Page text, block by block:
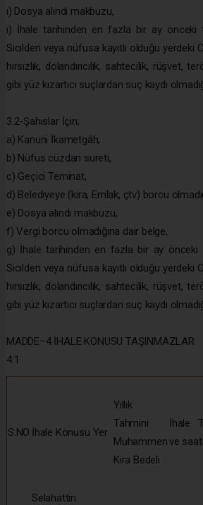
ı) Dosya alındı makbuzu,
i) İhale tarihinden en fazla bir ay önceki
Sicilden veya nüfusa kayıtlı olduğu yerdeki
hırsızlık, dolandırıcılık, sahtecilik, rüşvet,
gibi yüz kızartıcı suçlardan suç kaydı
3.2-Şahıslar İçin;
a) Kanuni İkametgâh,
b) Nüfus cüzdan sureti,
c) Geçici Teminat,
d) Belediyeye (kira, Emlak, çtv) borcu
e) Dosya alındı makbuzu,
f) Vergi borcu olmadığına dair belge,
g) İhale tarihinden en fazla bir ay önceki
Sicilden veya nüfusa kayıtlı olduğu yerdeki
hırsızlık, dolandırıcılık, sahtecilik, rüşvet,
gibi yüz kızartıcı suçlardan suç kaydı
MADDE–4 İHALE KONUSU TAŞINMAZLAR
4.1
S.NO İhale Konusu Yer
Yıllık
Tahmini
Muhammen
Kira Bedeli
İhale
ve saati
Selahattin